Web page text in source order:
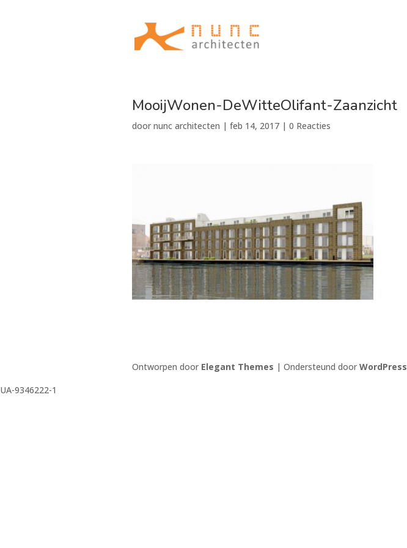
MooijWonen-DeWitteOlifant-Zaanzicht
door nunc architecten | feb 14, 2017 | 0 Reacties
Ontworpen door Elegant Themes | Ondersteund door WordPress
UA-9346222-1